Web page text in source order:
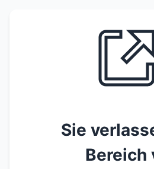
Sie
Bereich